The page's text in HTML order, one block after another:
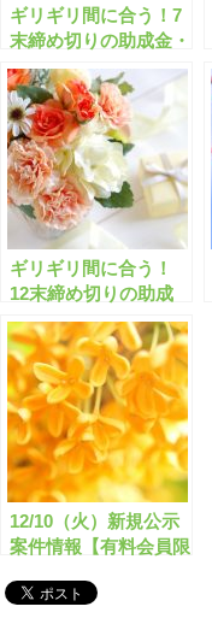
ギリギリ間に合う！7
末締め切りの助成金・
補助金「全496件」は
こちら！【有料会員限
定】
ギリギリ間に合う！
12末締め切りの助成
金・補助金「全1283
件」はこちら！【有料
会員限定】
12/10（火）新規公示
案件情報【有料会員限